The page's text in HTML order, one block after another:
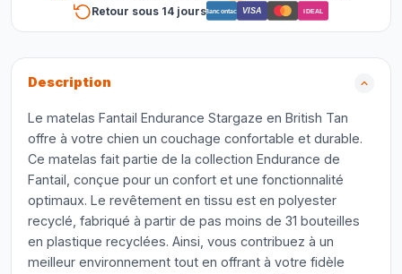
Retour sous 14 joursBancontact VISA iDEAL
Description
Le matelas Fantail Endurance Stargaze en British Tan
offre à votre chien un couchage confortable et durable.
Ce matelas fait partie de la collection Endurance de
Fantail, conçue pour un confort et une fonctionnalité
optimaux. Le revêtement en tissu est en polyester
recyclé, fabriqué à partir de pas moins de 31 bouteilles
en plastique recyclées. Ainsi, vous contribuez à un
meilleur environnement tout en offrant à votre fidèle